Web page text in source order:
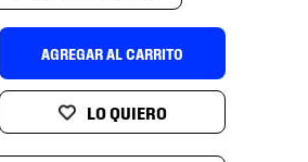
AGREGAR AL CARRITO